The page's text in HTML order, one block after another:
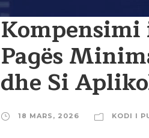
Pagës
dhe Si
18 MARS, 2026 KODI I